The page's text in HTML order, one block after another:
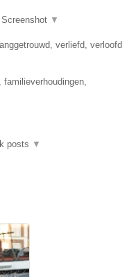
Screenshot ▼
verliefd, verloofd
posts ▼